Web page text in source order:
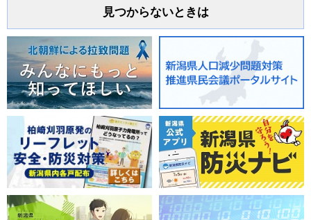
見つからないときは